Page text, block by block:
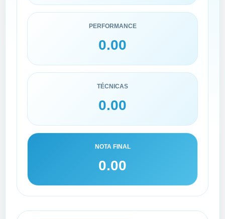
PERFORMANCE
0.00
TÉCNICAS
0.00
NOTA FINAL
0.00